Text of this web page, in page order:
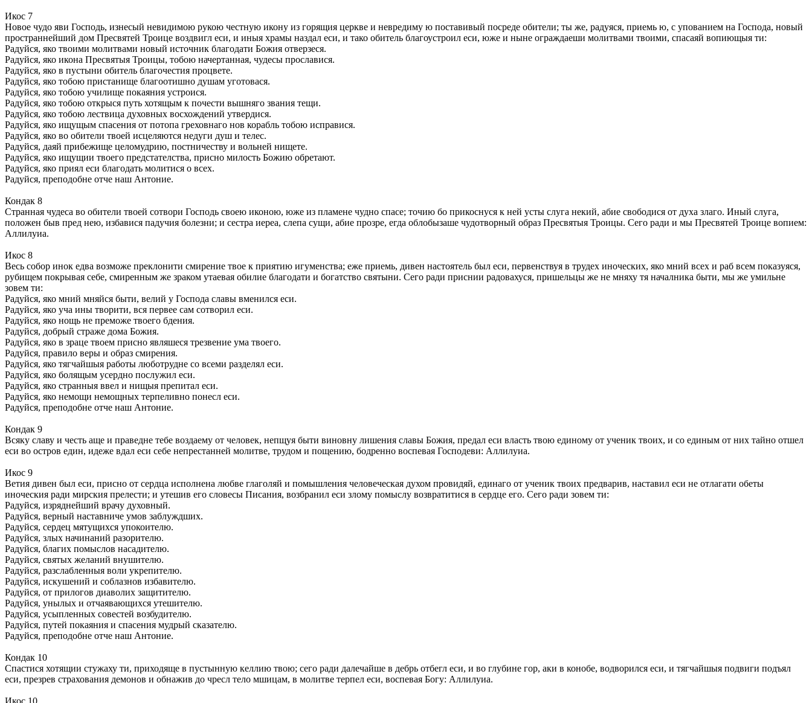
Икос 7
Новое чудо яви Господь, изнесый невидимою рукою честную икону из горящия церкве и невредиму ю поставивый посреде обители; ты же, радуяся, приемь ю, с упованием на Господа, новый
пространнейший дом Пресвятей Троице воздвигл еси, и иныя храмы наздал еси, и тако обитель благоустроил еси, юже и ныне ограждаеши молитвами твоими, спасаяй вопиющыя ти:
Радуйся, яко твоими молитвами новый источник благодати Божия отверзеся.
Радуйся, яко икона Пресвятыя Троицы, тобою начертанная, чудесы прославися.
Радуйся, яко в пустыни обитель благочестия процвете.
Радуйся, яко тобою пристанище благоотишно душам уготовася.
Радуйся, яко тобою училище покаяния устроися.
Радуйся, яко тобою открыся путь хотящым к почести вышняго звания тещи.
Радуйся, яко тобою лествица духовных восхождений утвердися.
Радуйся, яко ищущым спасения от потопа греховнаго нов корабль тобою исправися.
Радуйся, яко во обители твоей исцеляются недуги душ и телес.
Радуйся, даяй прибежище целомудрию, постничеству и вольней нищете.
Радуйся, яко ищущии твоего предстателства, присно милость Божию обретают.
Радуйся, яко приял еси благодать молитися о всех.
Радуйся, преподобне отче наш Антоние.
Кондак 8
Странная чудеса во обители твоей сотвори Господь своею иконою, юже из пламене чудно спасе; точию бо прикоснуся к ней усты слуга некий, абие свободися от духа злаго. Иный слуга,
положен быв пред нею, избавися падучия болезни; и сестра иереа, слепа сущи, абие прозре, егда облобызаше чудотворный образ Пресвятыя Троицы. Сего ради и мы Пресвятей Троице вопием:
Аллилуиа.
Икос 8
Весь собор инок едва возможе преклонити смирение твое к приятию игуменства; еже приемь, дивен настоятель был еси, первенствуя в трудех иноческих, яко мний всех и раб всем показуяся,
рубищем покрывая себе, смиренным же зраком утаевая обилие благодати и богатство святыни. Сего ради приснии радовахуся, пришельцы же не мняху тя началника быти, мы же умильне
зовем ти:
Радуйся, яко мний мняйся быти, велий у Господа славы вменился еси.
Радуйся, яко уча ины творити, вся первее сам сотворил еси.
Радуйся, яко нощь не преможе твоего бдения.
Радуйся, добрый страже дома Божия.
Радуйся, яко в зраце твоем присно являшеся трезвение ума твоего.
Радуйся, правило веры и образ смирения.
Радуйся, яко тягчайшыя работы люботрудне со всеми разделял еси.
Радуйся, яко болящым усердно послужил еси.
Радуйся, яко странныя ввел и нищыя препитал еси.
Радуйся, яко немощи немощных терпеливно понесл еси.
Радуйся, преподобне отче наш Антоние.
Кондак 9
Всяку славу и честь аще и праведне тебе воздаему от человек, непщуя быти виновну лишения славы Божия, предал еси власть твою единому от ученик твоих, и со единым от них тайно отшел
еси во остров един, идеже вдал еси себе непрестанней молитве, трудом и пощению, бодренно воспевая Господеви: Аллилуиа.
Икос 9
Ветия дивен был еси, присно от сердца исполнена любве глаголяй и помышления человеческая духом провидяй, единаго от ученик твоих предварив, наставил еси не отлагати обеты
иноческия ради мирския прелести; и утешив его словесы Писания, возбранил еси злому помыслу возвратитися в сердце его. Сего ради зовем ти:
Радуйся, изряднейший врачу духовный.
Радуйся, верный наставниче умов заблуждших.
Радуйся, сердец мятущихся упокоителю.
Радуйся, злых начинаний разорителю.
Радуйся, благих помыслов насадителю.
Радуйся, святых желаний внушителю.
Радуйся, разслабленныя воли укрепителю.
Радуйся, искушений и соблазнов избавителю.
Радуйся, от прилогов диаволих защитителю.
Радуйся, унылых и отчаявающихся утешителю.
Радуйся, усыпленных совестей возбудителю.
Радуйся, путей покаяния и спасения мудрый сказателю.
Радуйся, преподобне отче наш Антоние.
Кондак 10
Спастися хотящии стужаху ти, приходяще в пустынную келлию твою; сего ради далечайше в дебрь отбегл еси, и во глубине гор, аки в конобе, водворился еси, и тягчайшыя подвиги подъял
еси, презрев страхования демонов и обнажив до чресл тело мшицам, в молитве терпел еси, воспевая Богу: Аллилуиа.
Икос 10